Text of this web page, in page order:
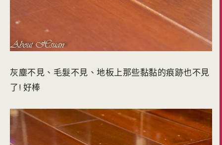
灰塵不見、毛髮不見、地板上那些黏黏的痕跡也不見
了! 好棒